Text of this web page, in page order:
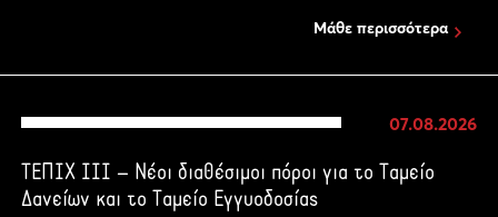
Μάθε περισσότερα
07.08.2026
ΤΕΠΙΧ ΙΙΙ – Νέοι διαθέσιμοι πόροι για το Ταμείο
Δανείων και το Ταμείο Εγγυοδοσίας